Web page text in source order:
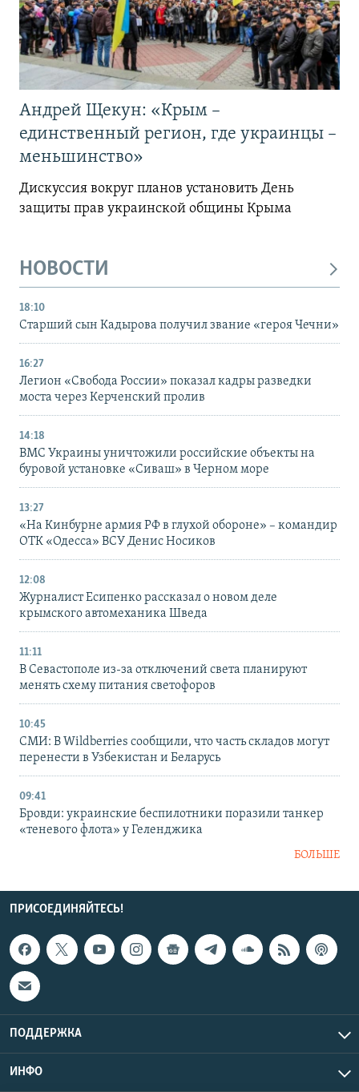
Андрей Щекун: «Крым –
единственный регион, где украинцы –
меньшинство»
Дискуссия вокруг планов установить День
защиты прав украинской общины Крыма
НОВОСТИ
18:10
Старший сын Кадырова получил звание «героя Чечни»
16:27
Легион «Свобода России» показал кадры разведки
моста через Керченский пролив
14:18
ВМС Украины уничтожили российские объекты на
буровой установке «Сиваш» в Черном море
13:27
«На Кинбурне армия РФ в глухой обороне» – командир
ОТК «Одесса» ВСУ Денис Носиков
12:08
Журналист Есипенко рассказал о новом деле
крымского автомеханика Шведа
11:11
В Севастополе из-за отключений света планируют
менять схему питания светофоров
10:45
СМИ: В Wildberries сообщили, что часть складов могут
перенести в Узбекистан и Беларусь
09:41
Бровди: украинские беспилотники поразили танкер
«теневого флота» у Геленджика
БОЛЬШЕ
ПРИСОЕДИНЯЙТЕСЬ!
ПОДДЕРЖКА
ИНФО